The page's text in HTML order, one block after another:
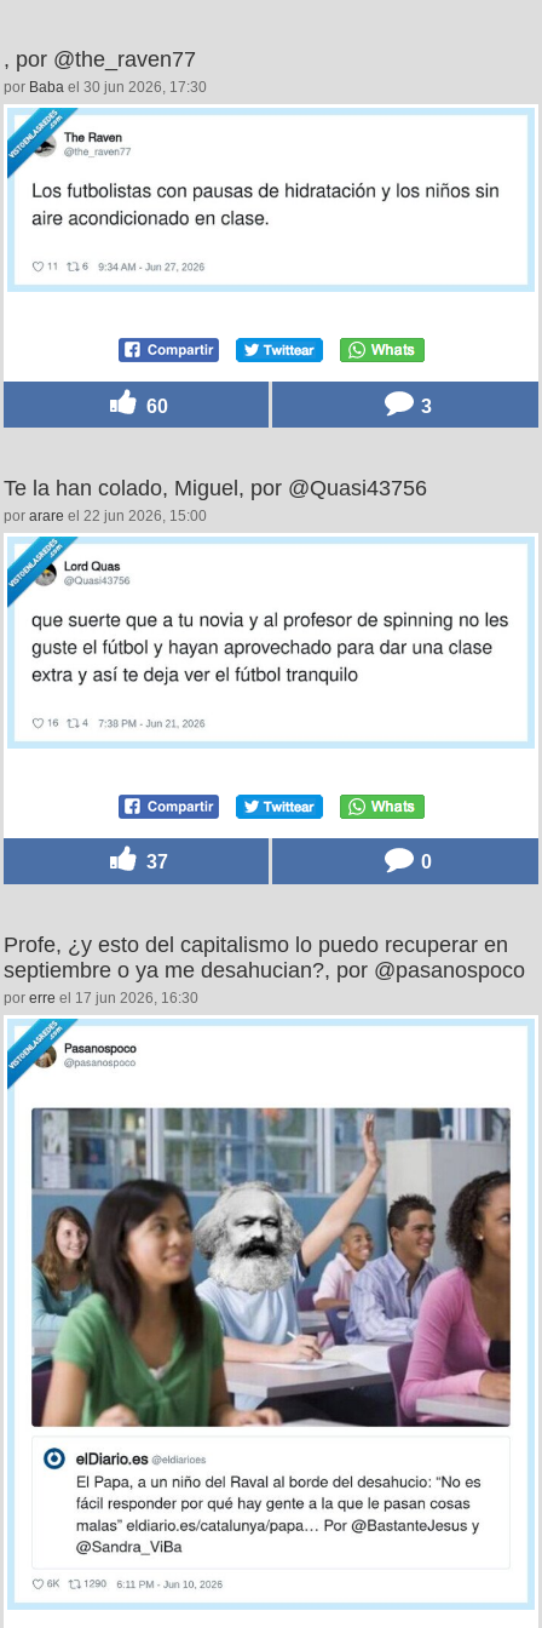
, por @the_raven77
por Baba el 30 jun 2026, 17:30
60 3
Te la han colado, Miguel, por @Quasi43756
por arare el 22 jun 2026, 15:00
37 0
Profe, ¿y esto del capitalismo lo puedo recuperar en
septiembre o ya me desahucian?, por @pasanospoco
por erre el 17 jun 2026, 16:30